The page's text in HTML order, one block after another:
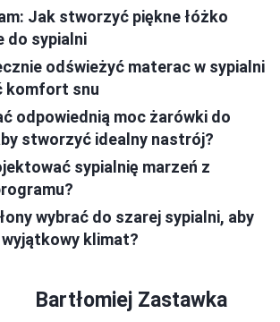
Jak stworzyć piękne łóżko
do sypialni
odświeżyć materac w sypialni
komfort snu
odpowiednią moc żarówki do
stworzyć idealny nastrój?
sypialnię marzeń z
wybrać do szarej sypialni, aby
klimat?
Bartłomiej Zastawka